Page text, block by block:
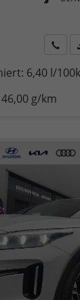
Wir
6,40 l/
g/km